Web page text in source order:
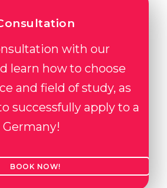
with our
learn how to choose
and field of study, as
successfully apply to a
BOOK NOW!